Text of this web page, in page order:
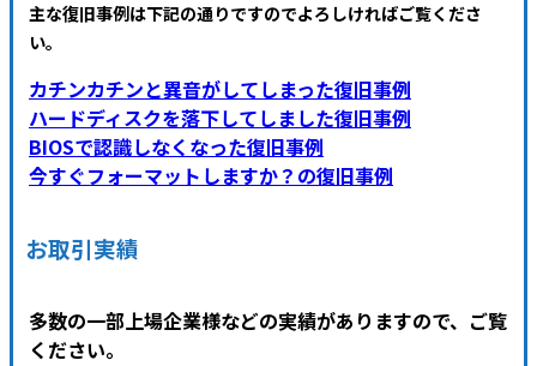
主な復旧事例は下記の通りですのでよろしければご覧くださ
い。
カチンカチンと異音がしてしまった復旧事例
ハードディスクを落下してしました復旧事例
BIOSで認識しなくなった復旧事例
今すぐフォーマットしますか？の復旧事例
お取引実績
多数の一部上場企業様などの実績がありますので、ご覧
ください。